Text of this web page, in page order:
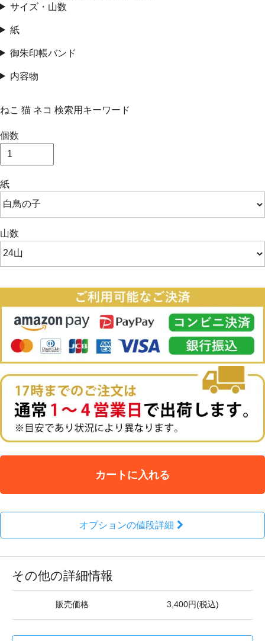
サイズ・山数
紙
御朱印帳バンド
内容物
ねこ 猫 ネコ 検索用キーワード
個数
紙
山数
カートに入れる
オプションの値段詳細
その他の詳細情報
販売価格 3,400円(税込)